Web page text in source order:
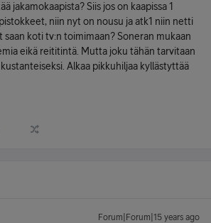
jakamokaapista? Siis jos on kaapissa 1
niin nyt on nousu ja atk1 niin netti
koti tv:n toimimaan? Soneran mukaan
eikä reititintä. Mutta joku tähän tarvitaan
Alkaa pikkuhiljaa kyllästyttää
Forum|Forum|15 years ago